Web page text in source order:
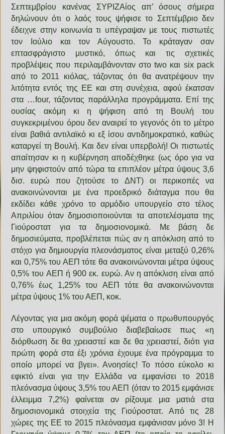
Σεπτεμβρίου κανένας ΣΥΡΙΖΑίος απ’ όσους σήμερα
δηλώνουν ότι ο λαός τους ψήφισε το Σεπτέμβριο δεν
έδειχνε στην κοινωνία τι υπέγραψαν με τους πιστωτές
τον Ιούλιο και τον Αύγουστο. Το κράταγαν σαν
επτασφράγιστο μυστικό, όπως και τις σχετικές
προβλέψεις που περιλαμβάνονταν στο two και six pack
από το 2011 κιόλας, τάζοντας ότι θα ανατρέψουν την
λιτότητα εντός της ΕΕ και στη συνέχεια, αφού έκατσαν
στα …four, τάζοντας παράλληλα προγράμματα. Επί της
ουσίας ακόμη κι η ψήφιση από τη Βουλή του
συγκεκριμένου όρου δεν αναιρεί το γεγονός ότι το μέτρο
είναι βαθιά αντιλαϊκό κι εξ ίσου αντιδημοκρατικό, καθώς
καταργεί τη Βουλή. Και δεν είναι υπερβολή! Οι πιστωτές
απαίτησαν κι η κυβέρνηση αποδέχθηκε (ως όρο για να
μην ψηφιστούν από τώρα τα επιπλέον μέτρα ύψους 3,6
δισ. ευρώ που ζητούσε το ΔΝΤ) οι περικοπές να
ανακοινώνονται με ένα προεδρικό διάταγμα που θα
εκδίδει κάθε χρόνο το αρμόδιο υπουργείο στο τέλος
Απριλίου όταν δημοσιοποιούνται τα αποτελέσματα της
Γιούροστατ για τα δημοσιονομικά. Με βάση δε
δημοσιεύματα, προβλέπεται πώς αν η απόκλιση από το
στόχο για δημιουργία πλεονάσματος είναι μεταξύ 0,26%
και 0,75% του ΑΕΠ τότε θα ανακοινώνονται μέτρα ύψους
0,5% του ΑΕΠ ή 900 εκ. ευρώ. Αν η απόκλιση είναι από
0,76% έως 1,25% του ΑΕΠ τότε θα ανακοινώνονται
μέτρα ύψους 1% του ΑΕΠ, κοκ.
Λέγοντας για μια ακόμη φορά ψέματα ο πρωθυπουργός
στο υπουργικό συμβούλιο διαβεβαίωσε πως «η
διόρθωση δε θα χρειαστεί και δε θα χρειαστεί, διότι για
πρώτη φορά στα έξι χρόνια έχουμε ένα πρόγραμμα το
οποίο μπορεί να βγει». Ανοησίες! Το πόσο εύκολο κι
εφικτό είναι για την Ελλάδα να εμφανίσει το 2018
πλεόνασμα ύψους 3,5% του ΑΕΠ (όταν το 2015 εμφάνισε
έλλειμμα 7,2%) φαίνεται αν ρίξουμε μια ματιά στα
δημοσιονομικά στοιχεία της Γιούροστατ. Από τις 28
χώρες της ΕΕ το 2015 πλεόνασμα εμφάνισαν μόνο 3! Η